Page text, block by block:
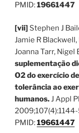
PMID:19661447
[vii] Stephen J
Jamie R
Joanna Tarr, Nigel
suplementação
O2 do exercício
tolerância ao
humanos.J Appl
PMID:19661447